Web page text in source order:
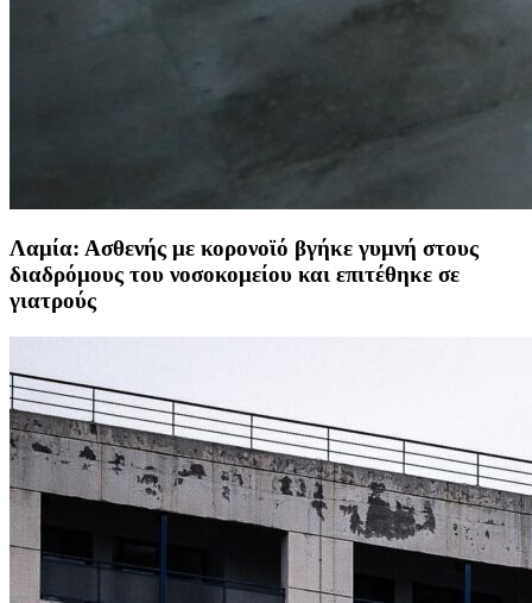
Λαμία: Ασθενής με κορονοϊό βγήκε γυμνή στους
διαδρόμους του νοσοκομείου και επιτέθηκε σε
γιατρούς